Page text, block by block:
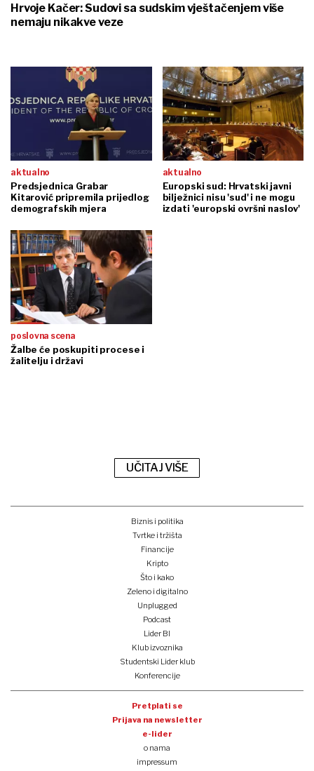
Hrvoje Kačer: Sudovi sa sudskim vještačenjem više
nemaju nikakve veze
aktualno
Predsjednica Grabar
Kitarović pripremila prijedlog
demografskih mjera
aktualno
Europski sud: Hrvatski javni
bilježnici nisu 'sud' i ne mogu
izdati 'europski ovršni naslov'
poslovna scena
Žalbe će poskupiti procese i
žalitelju i državi
UČITAJ VIŠE
Biznis i politika
Tvrtke i tržišta
Financije
Kripto
Što i kako
Zeleno i digitalno
Unplugged
Podcast
Lider BI
Klub izvoznika
Studentski Lider klub
Konferencije
Pretplati se
Prijava na newsletter
e-lider
o nama
impressum